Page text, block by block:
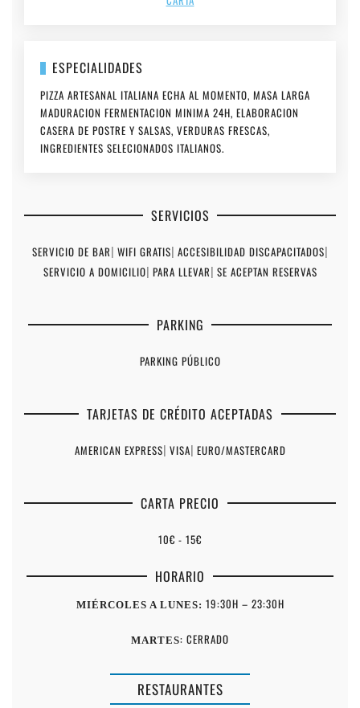
ESPECIALIDADES
PIZZA ARTESANAL ITALIANA ECHA AL MOMENTO, MASA LARGA
MADURACION FERMENTACION MINIMA 24H, ELABORACION
CASERA DE POSTRE Y SALSAS, VERDURAS FRESCAS,
INGREDIENTES SELECIONADOS ITALIANOS.
SERVICIOS
SERVICIO DE BAR| WIFI GRATIS| ACCESIBILIDAD DISCAPACITADOS|
SERVICIO A DOMICILIO| PARA LLEVAR| SE ACEPTAN RESERVAS
PARKING
PARKING PÚBLICO
TARJETAS DE CRÉDITO ACEPTADAS
AMERICAN EXPRESS| VISA| EURO/MASTERCARD
CARTA PRECIO
10€ - 15€
HORARIO
MIÉRCOLES A LUNES: 19:30H – 23:30H
MARTES: CERRADO
RESTAURANTES